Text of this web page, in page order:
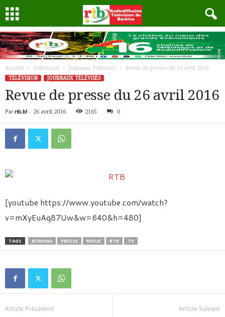
Accueil Télévision Journaux Télévisés
Revue de presse du 26 avril 2016
TÉLÉVISION
JOURNAUX TÉLÉVISÉS
Revue de presse du 26 avril 2016
Par rtb.bf- 26 avril 2016 2165 0
[youtube https://www.youtube.com/watch?
v=mXyEuAq87Uw&w=640&h=480]
TAGS BURKINA PRESSE REVUE RTB TV
Article Précédent Article Suivant